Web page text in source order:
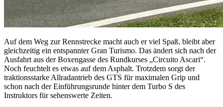
Auf dem Weg zur Rennstrecke macht auch er viel Spaß, bleibt aber
gleichzeitig ein entspannter Gran Turismo. Das ändert sich nach der
Ausfahrt aus der Boxengasse des Rundkurses „Circuito Ascari“.
Noch feuchtelt es etwas auf dem Asphalt. Trotzdem sorgt der
traktionsstarke Allradantrieb des GTS für maximalen Grip und
schon nach der Einführungsrunde hinter dem Turbo S des
Instruktors für sehenswerte Zeiten.